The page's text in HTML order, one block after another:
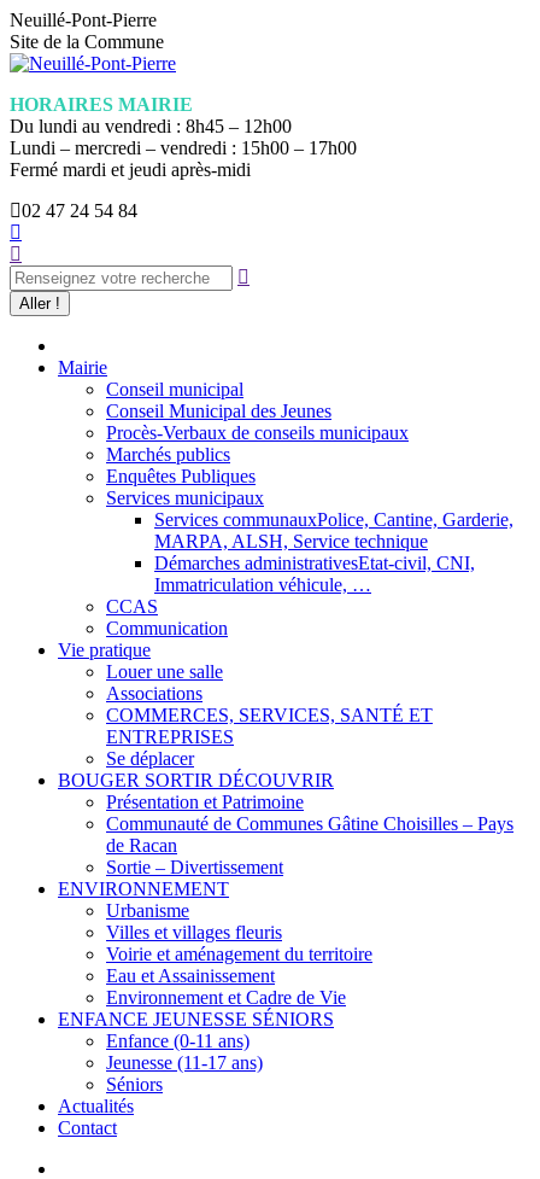
Aller
au
contenu
Neuillé-Pont-Pierre
Site de la Commune
HORAIRES MAIRIE
Du lundi au vendredi : 8h45 – 12h00
Lundi – mercredi – vendredi : 15h00 – 17h00
Fermé mardi et jeudi après-midi
02 47 24 54 84
Facebook
s'ouvre
dans
une
nouvelle
fenêtre
Recherche
Mairie
Conseil municipal
Conseil Municipal des Jeunes
Procès-Verbaux de conseils municipaux
Marchés publics
Enquêtes Publiques
Services municipaux
Services communauxPolice, Cantine, Garderie,
MARPA, ALSH, Service technique
Démarches administrativesEtat-civil, CNI,
Immatriculation véhicule, …
CCAS
Communication
Vie pratique
Louer une salle
Associations
COMMERCES, SERVICES, SANTÉ ET
ENTREPRISES
Se déplacer
BOUGER SORTIR DÉCOUVRIR
Présentation et Patrimoine
Communauté de Communes Gâtine Choisilles – Pays
de Racan
Sortie – Divertissement
ENVIRONNEMENT
Urbanisme
Villes et villages fleuris
Voirie et aménagement du territoire
Eau et Assainissement
Environnement et Cadre de Vie
ENFANCE JEUNESSE SÉNIORS
Enfance (0-11 ans)
Jeunesse (11-17 ans)
Séniors
Actualités
Contact